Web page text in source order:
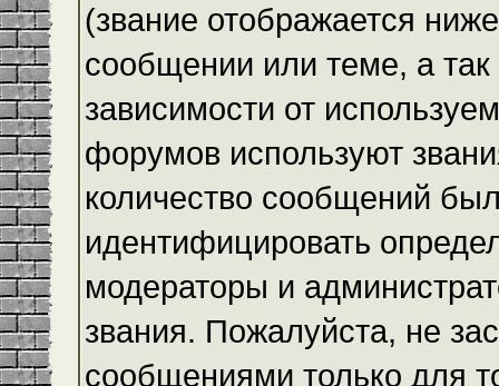
(звание отображается
сообщении или теме, а
зависимости от
форумов используют
количество сообщений
идентифицировать
модераторы и
звания. Пожалуйста, не
сообщениями только для